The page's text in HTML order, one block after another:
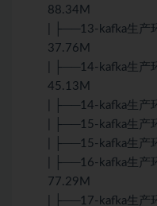
88.34M
| ├──13-kafka生产
37.76M
| ├──14-kafka生产
45.13M
| ├──14-kafka生产
| ├──15-kafka生产
| ├──15-kafka生产
| ├──16-kafka生产
77.29M
| ├──17-kafka生产